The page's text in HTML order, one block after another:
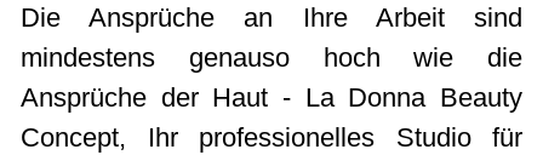
Die Ansprüche an Ihre Arbeit sind
mindestens genauso hoch wie die
Ansprüche der Haut - La Donna Beauty
Concept, Ihr professionelles Studio für